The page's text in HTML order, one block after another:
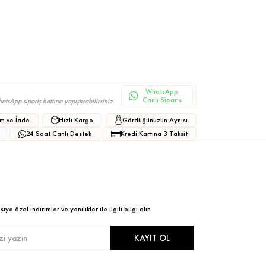
sipariş hattına yapıştırabilirsiniz.
WhatsApp
Canlı Sipariş
ve İade Hızlı Kargo
Gördüğünüzün Aynısı
24 Saat Canlı Destek
Kredi Kartına 3 Taksit
özel indirimler ve yenilikler ile ilgili bilgi alın
KAYIT OL